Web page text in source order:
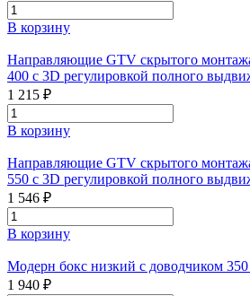
В корзину
Направляющие GTV скрытого
400 с 3D регулировкой полного
1 215 ₽
В корзину
Направляющие GTV скрытого
550 с 3D регулировкой полного
1 546 ₽
В корзину
Модерн бокс низкий с доводчиком
1 940 ₽